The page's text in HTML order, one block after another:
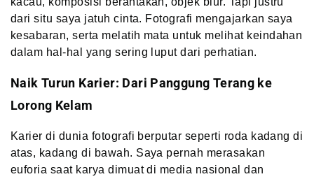
dari situ saya jatuh cinta. Fotografi mengajarkan saya
kesabaran, serta melatih mata untuk melihat keindahan
dalam hal-hal yang sering luput dari perhatian.
Naik Turun Karier: Dari Panggung Terang ke
Lorong Kelam
Karier di dunia fotografi berputar seperti roda kadang di
atas, kadang di bawah. Saya pernah merasakan
euforia saat karya dimuat di media nasional dan